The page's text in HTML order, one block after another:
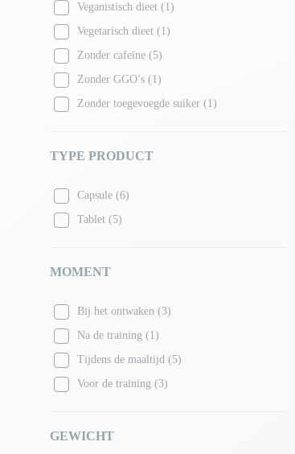
Veganistisch dieet (1)
Vegetarisch dieet (1)
Zonder cafeïne (5)
Zonder GGO’s (1)
Zonder toegevoegde suiker (1)
TYPE PRODUCT
Capsule (6)
Tablet (5)
MOMENT
Bij het ontwaken (3)
Na de training (1)
Tijdens de maaltijd (5)
Voor de training (3)
GEWICHT